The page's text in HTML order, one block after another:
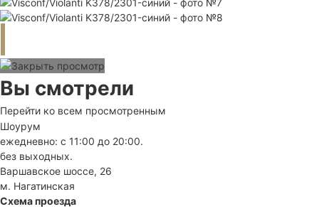
Вы смотрели
Перейти ко всем просмотренным
Шоурум
ежедневно: с 11:00 до 20:00.
без выходных.
Варшавское шоссе, 26
м. Нагатинская
Схема проезда